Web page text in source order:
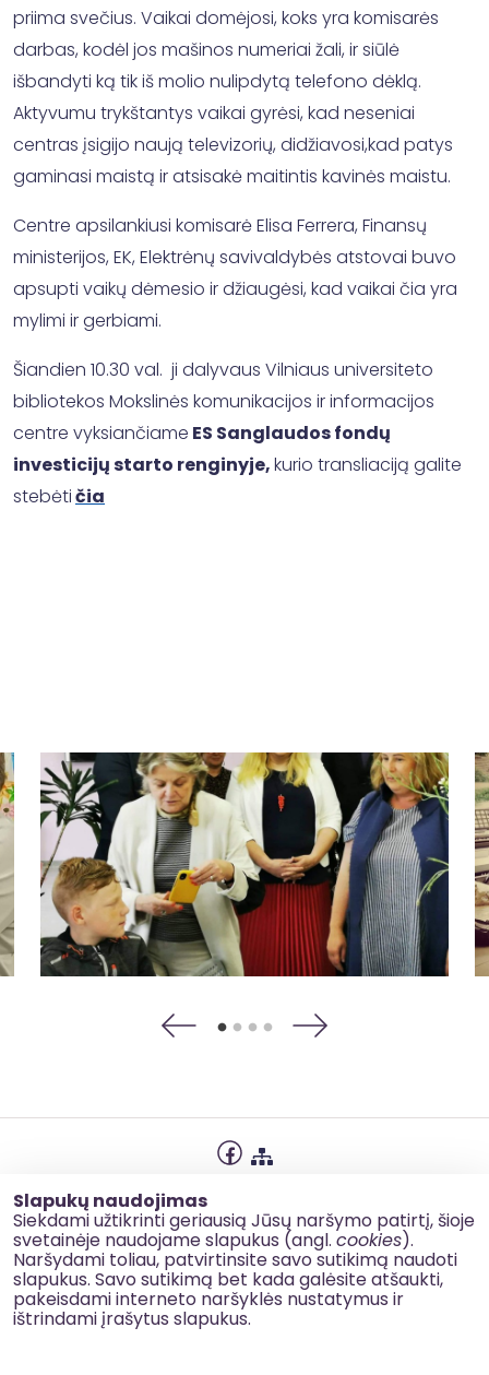
Slapukų naudojimas
Siekdami užtikrinti geriausią Jūsų naršymo patirtį, šioje
svetainėje naudojame slapukus (angl. cookies).
Naršydami toliau, patvirtinsite savo sutikimą naudoti
slapukus. Savo sutikimą bet kada galėsite atšaukti,
pakeisdami interneto naršyklės nustatymus ir
ištrindami įrašytus slapukus.
priima svečius. Vaikai domėjosi, koks yra komisarės
darbas, kodėl jos mašinos numeriai žali, ir siūlė
išbandyti ką tik iš molio nulipdytą telefono dėklą.
Aktyvumu trykštantys vaikai gyrėsi, kad neseniai
centras įsigijo naują televizorių, didžiavosi,kad patys
gaminasi maistą ir atsisakė maitintis kavinės maistu.
Centre apsilankiusi komisarė Elisa Ferrera, Finansų
ministerijos, EK, Elektrėnų savivaldybės atstovai buvo
apsupti vaikų dėmesio ir džiaugėsi, kad vaikai čia yra
mylimi ir gerbiami.
Šiandien 10.30 val. ji dalyvaus Vilniaus universiteto
bibliotekos Mokslinės komunikacijos ir informacijos
centre vyksiančiame ES Sanglaudos fondų
investicijų starto renginyje,kurio transliaciją galite
stebėtičia
Slapukų naudojimas
Korupcijos prevencija
Kontaktai